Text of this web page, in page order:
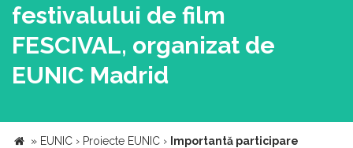
festivalului de film
FESCIVAL, organizat de
EUNIC Madrid
» EUNIC › Proiecte EUNIC › Importantă participare